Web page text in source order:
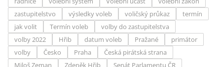
zastupitelstvo
výsledky voleb voličský průkaz
termín
jak volit
Termín voleb
volby do zastupitelstva
volby 2022
Hřib datum voleb Pražané
primátor
volby
Česko Praha
Česká pirátská strana
Miloš Zeman
Zdeněk Hřib
Senát Parlamentu ČR